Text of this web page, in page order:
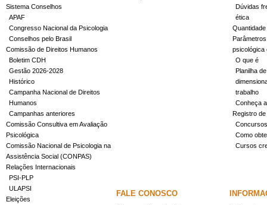
Sistema Conselhos
APAF
Congresso Nacional da Psicologia
Conselhos pelo Brasil
Comissão de Direitos Humanos
Boletim CDH
Gestão 2026-2028
Histórico
Campanha Nacional de Direitos
Humanos
Campanhas anteriores
Comissão Consultiva em Avaliação
Psicológica
Comissão Nacional de Psicologia na
Assistência Social (CONPAS)
Relações Internacionais
PSI-PLP
ULAPSI
Eleições
Dúvidas
ética
psicológica
O que é
Planilha
trabalho
Conheça
Registro
Concursos
Como
Cursos
FALE CONOSCO